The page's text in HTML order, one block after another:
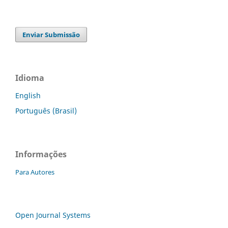
Enviar Submissão
Idioma
English
Português (Brasil)
Informações
Para Autores
Open Journal Systems